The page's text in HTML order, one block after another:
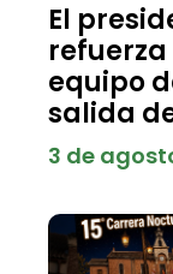
El
equipo
salida
3 de